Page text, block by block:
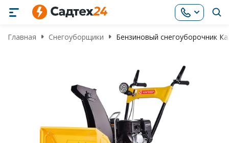
Главная Снегоуборщики Бензиновый снегоуборочник